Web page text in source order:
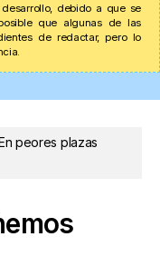
debido a que se
que algunas de las
de redactar, pero lo
peores plazas